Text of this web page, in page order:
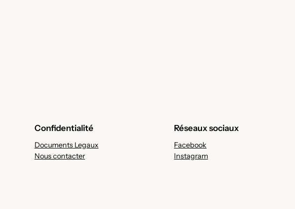
Confidentialité
Documents Legaux
Nous contacter
Réseaux sociaux
Facebook
Instagram